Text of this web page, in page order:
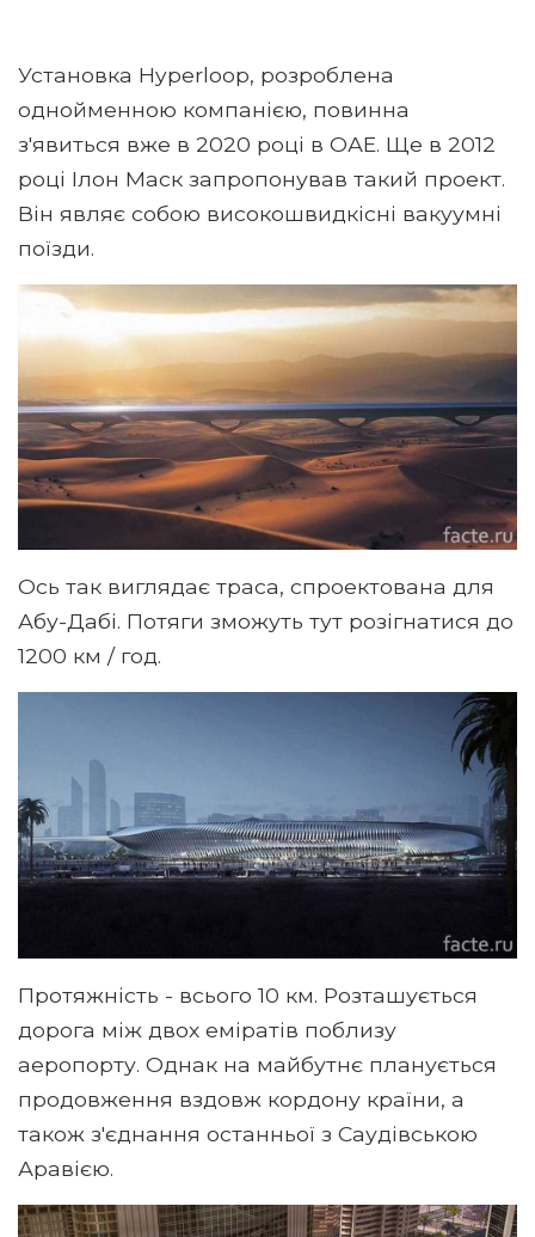
Установка Hyperloop, розроблена
однойменною компанією, повинна
з'явиться вже в 2020 році в ОАЕ. Ще в 2012
році Ілон Маск запропонував такий проект.
Він являє собою високошвидкісні вакуумні
поїзди.
Ось так виглядає траса, спроектована для
Абу-Дабі. Потяги зможуть тут розігнатися до
1200 км / год.
Протяжність - всього 10 км. Розташується
дорога між двох еміратів поблизу
аеропорту. Однак на майбутнє планується
продовження вздовж кордону країни, а
також з'єднання останньої з Саудівською
Аравією.